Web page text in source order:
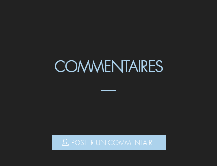
COMMENTAIRES
POSTER UN COMMENTAIRE